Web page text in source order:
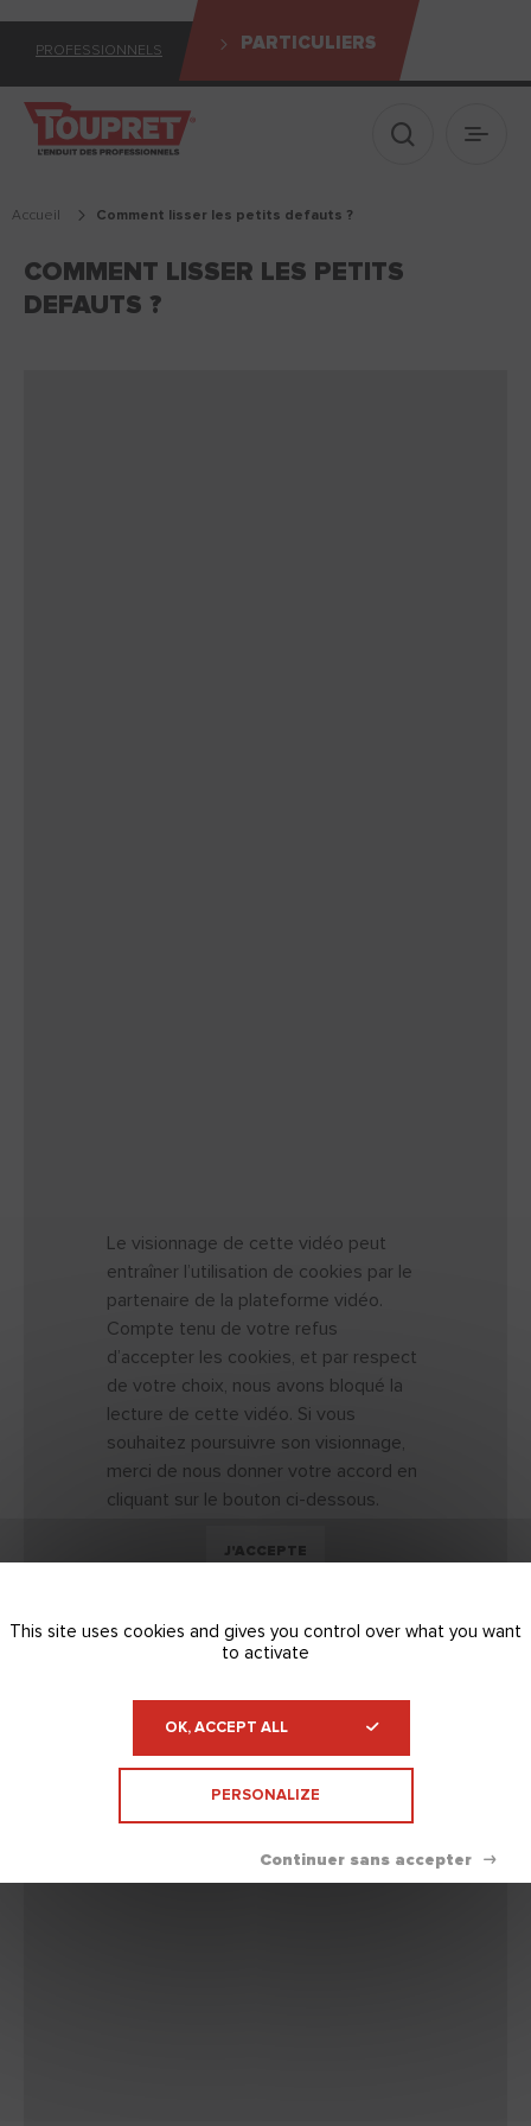
PROFESSIONNELS PARTICULIERS
Afficher le
Accueil comment lisser les petits defauts ?
COMMENT LISSER LES PETITS
DEFAUTS ?
Le visionnage de cette vidéo peut
entraîner l’utilisation de cookies par le
partenaire de la plateforme vidéo.
Compte tenu de votre refus
d’accepter les cookies, et par respect
de votre choix, nous avons bloqué la
lecture de cette vidéo. Si vous
souhaitez poursuivre son visionnage,
merci de nous donner votre accord en
cliquant sur le bouton ci-dessous.
J'ACCEPTE
This site uses cookies and gives you control over what you want
to activate
OK, ACCEPT ALL
PERSONALIZE